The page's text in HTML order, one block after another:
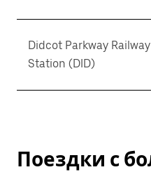
Didcot Parkway Railway
Station (DID)
Поездки с